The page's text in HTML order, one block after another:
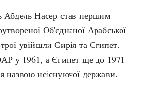
Абдель Насер став першим
Об'єднаної Арабської
увійшли Сирія та Єгипет.
у 1961, а Єгипет ще до 1971
назвою неіснуючої держави.